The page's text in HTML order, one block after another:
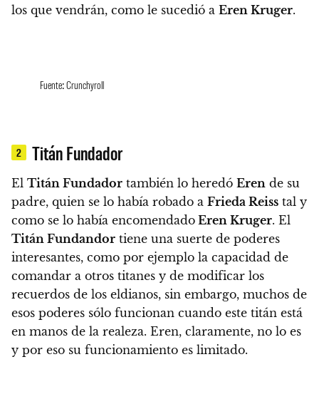
los que vendrán, como le sucedió a Eren Kruger.
Fuente: Crunchyroll
2 Titán Fundador
El Titán Fundador también lo heredó Eren de su
padre, quien se lo había robado a Frieda Reiss tal y
como se lo había encomendado Eren Kruger. El
Titán Fundandor tiene una suerte de poderes
interesantes, como por ejemplo la capacidad de
comandar a otros titanes y de modificar los
recuerdos de los eldianos, sin embargo, muchos de
esos poderes sólo funcionan cuando este titán está
en manos de la realeza. Eren, claramente, no lo es
y por eso su funcionamiento es limitado.